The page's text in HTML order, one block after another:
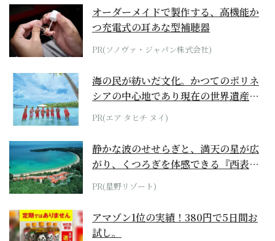
オーダーメイドで製作する、高機能か
つ充電式の耳あな型補聴器
PR(ソノヴァ・ジャパン株式会社)
海の民が紡いだ文化。かつてのポリネ
シアの中心地であり現在の世界遺産か
らみえてくる...
PR(エア タヒチ ヌイ)
静かな波のせせらぎと、満天の星が広
がり、くつろぎを体感できる『西表島
ホテル by...
PR(星野リゾート)
アマゾン1位の実績！380円で5日間お
試し。